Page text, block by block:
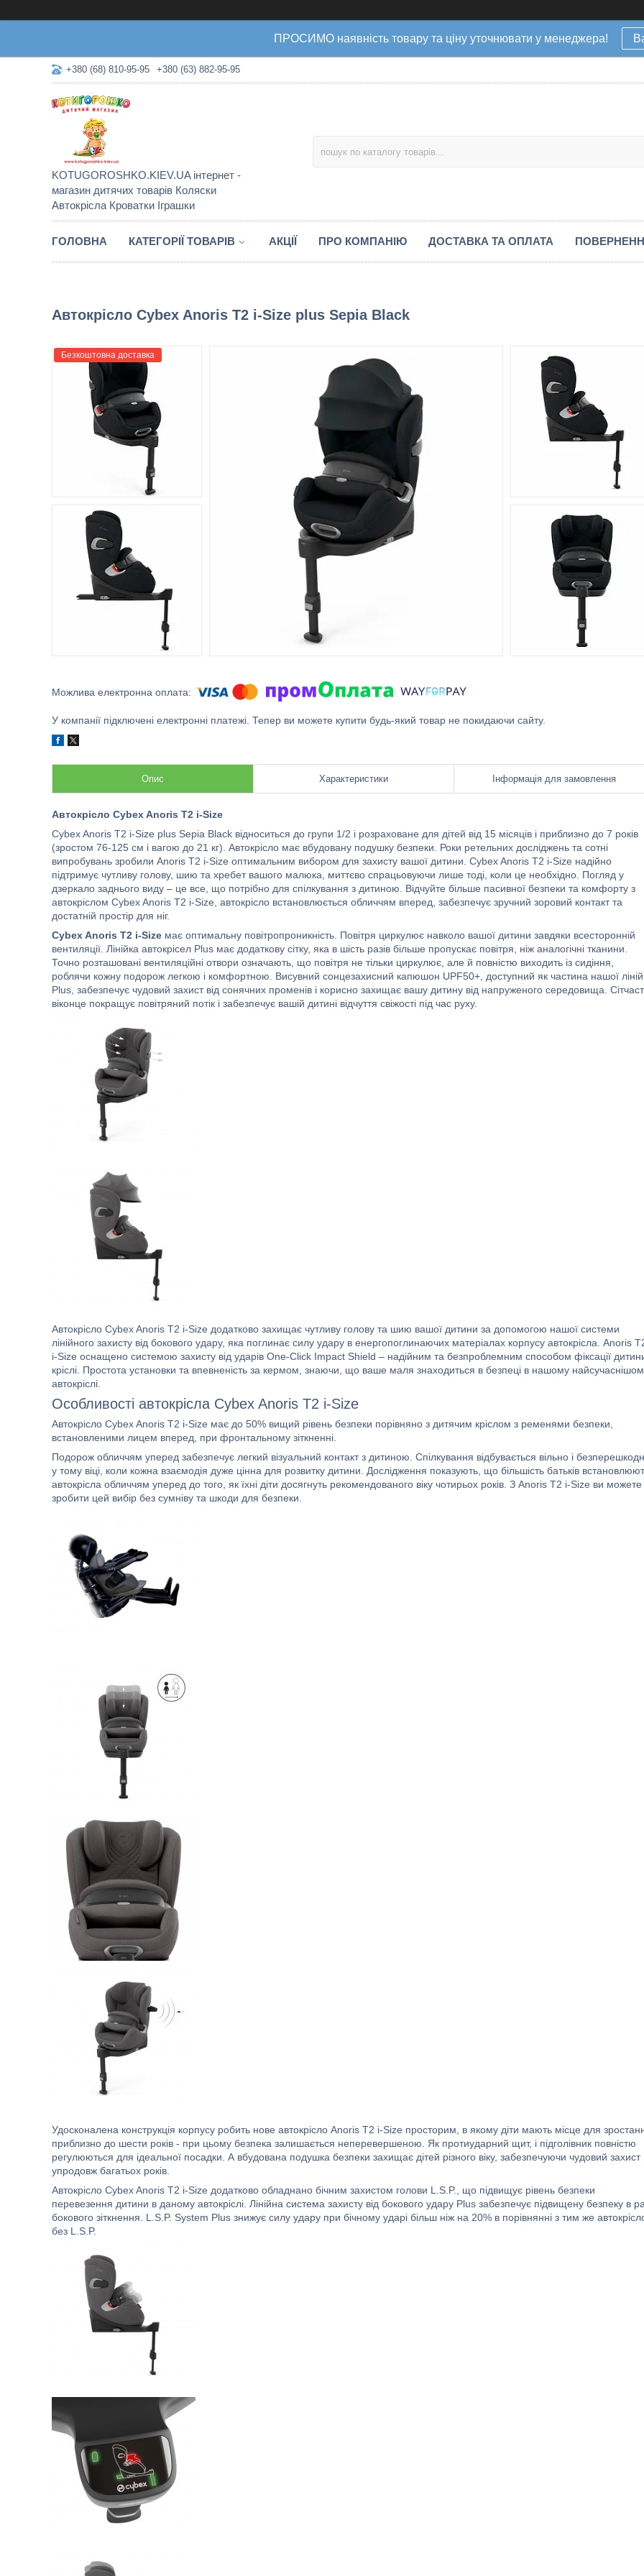
ПРОСИМО наявність товару та ціну уточнювати у менеджера!
+380 (68) 810-95-95 +380 (63) 882-95-95
KOTUGOROSHKO.KIEV.UA інтернет -
магазин дитячих товарів Коляски
Автокрісла Кроватки Іграшки
ГОЛОВНА КАТЕГОРІЇ ТОВАРІВ АКЦІЇ ПРО КОМПАНІЮ ДОСТАВКА ТА ОПЛАТА
Автокрісло Cybex Anoris T2 i-Size plus Sepia Black
Безкоштовна доставка
У компанії підключені електронні платежі. Тепер ви можете купити будь-який товар не покидаючи сайту.
Опис Характеристики Інформація для замовлення
Автокрісло Cybex Anoris T2 i-Size
Cybex Anoris T2 i-Size plus Sepia Black відноситься до групи 1/2 і розраховане для дітей від 15 місяців і приблизно до 7 років
(зростом 76-125 см і вагою до 21 кг). Автокрісло має вбудовану подушку безпеки. Роки ретельних досліджень та сотні
випробувань зробили Anoris T2 i-Size оптимальним вибором для захисту вашої дитини. Cybex Anoris T2 i-Size надійно
підтримує чутливу голову, шию та хребет вашого малюка, миттєво спрацьовуючи лише тоді, коли це необхідно. Погляд у
дзеркало заднього виду – це все, що потрібно для спілкування з дитиною. Відчуйте більше пасивної безпеки та комфорту з
автокріслом Cybex Anoris T2 i-Size, автокрісло встановлюється обличчям вперед, забезпечує зручний зоровий контакт та
достатній простір для ніг.
Cybex Anoris T2 i-Size має оптимальну повітропроникність. Повітря циркулює навколо вашої дитини завдяки всесторонній
вентиляції. Лінійка автокрісел Plus має додаткову сітку, яка в шість разів більше пропускає повітря, ніж аналогічні тканини.
Точно розташовані вентиляційні отвори означають, що повітря не тільки циркулює, але й повністю виходить із сидіння,
роблячи кожну подорож легкою і комфортною. Висувний сонцезахисний капюшон UPF50+, доступний як частина нашої
Plus, забезпечує чудовий захист від сонячних променів і корисно захищає вашу дитину від напруженого середовища.
віконце покращує повітряний потік і забезпечує вашій дитині відчуття свіжості під час руху.
Автокрісло Cybex Anoris T2 i-Size додатково захищає чутливу голову та шию вашої дитини за допомогою нашої системи
лінійного захисту від бокового удару, яка поглинає силу удару в енергопоглинаючих матеріалах корпусу автокрісла. Anoris
i-Size оснащено системою захисту від ударів One-Click Impact Shield – надійним та безпроблемним способом фіксації
кріслі. Простота установки та впевненість за кермом, знаючи, що ваше маля знаходиться в безпеці в нашому
автокріслі.
Особливості автокрісла Cybex Anoris T2 i-Size
Автокрісло Cybex Anoris T2 i-Size має до 50% вищий рівень безпеки порівняно з дитячим кріслом з ременями безпеки,
встановленими лицем вперед, при фронтальному зіткненні.
Подорож обличчям уперед забезпечує легкий візуальний контакт з дитиною. Спілкування відбувається вільно і
у тому віці, коли кожна взаємодія дуже цінна для розвитку дитини. Дослідження показують, що більшість батьків
автокрісла обличчям уперед до того, як їхні діти досягнуть рекомендованого віку чотирьох років. З Anoris T2 i-Size ви можете
зробити цей вибір без сумніву та шкоди для безпеки.
Удосконалена конструкція корпусу робить нове автокрісло Anoris T2 i-Size просторим, в якому діти мають місце для
приблизно до шести років - при цьому безпека залишається неперевершеною. Як протиударний щит, і підголівник повністю
регулюються для ідеальної посадки. А вбудована подушка безпеки захищає дітей різного віку, забезпечуючи чудовий захист
упродовж багатьох років.
Автокрісло Cybex Anoris T2 i-Size додатково обладнано бічним захистом голови L.S.P., що підвищує рівень безпеки
перевезення дитини в даному автокріслі. Лінійна система захисту від бокового удару Plus забезпечує підвищену безпеку в
бокового зіткнення. L.S.P. System Plus знижує силу удару при бічному ударі більш ніж на 20% в порівнянні з тим же
без L.S.P.